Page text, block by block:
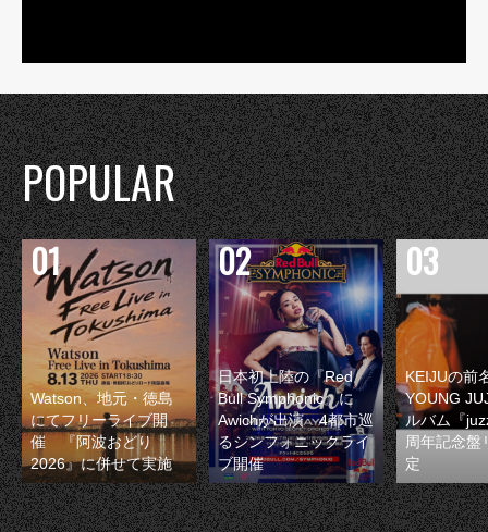
POPULAR
Watson、地元・徳島
にてフリーライブ開
催 『阿波おどり
2026』に併せて実施
日本初上陸の『Red
Bull Symphonic』に
Awichが出演 4都市巡
るシンフォニックライ
ブ開催
KEIJUの前
YOUNG
ルバム『
周年記念盤
定